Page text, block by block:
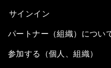
サインイン
パートナー（組織）につい
参加する（個人、組織）